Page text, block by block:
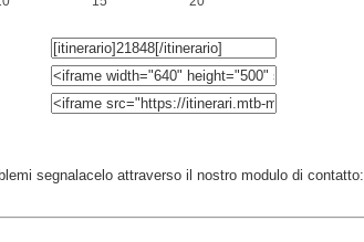
segnalacelo attraverso il nostro modulo di contatto: